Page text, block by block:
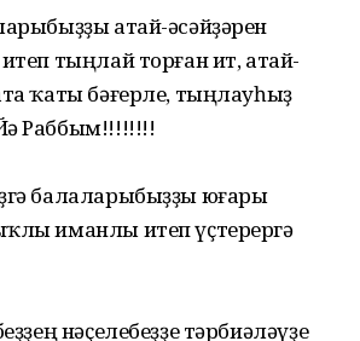
атай-әсәйҙәрен
тыңлай торған ит, атай-
ҡаты бәғерле, тыңлауһыҙ
Раббым!!!!!!!!
балаларыбыҙҙы юғары
иманлы итеп үҫтерергә
нәҫелебеҙҙе тәрбиәләүҙе